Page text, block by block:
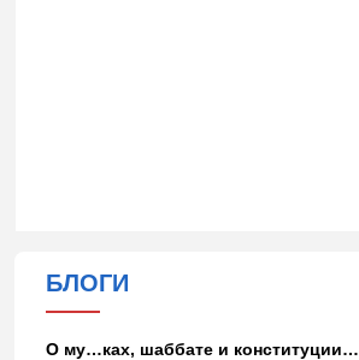
БЛОГИ
О му…ках, шаббате и конституции…